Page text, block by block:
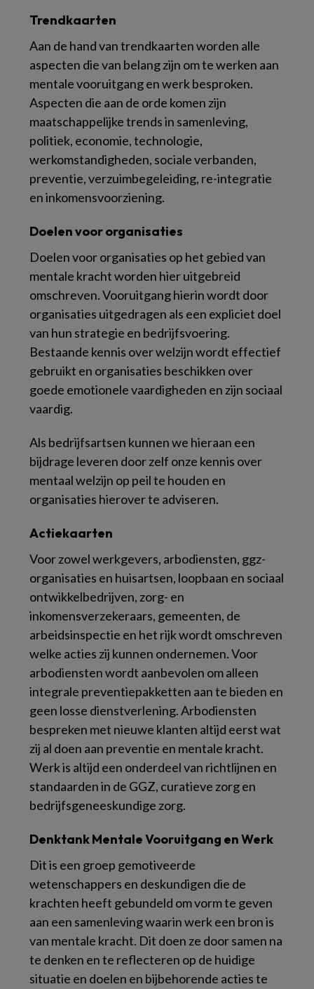
Trendkaarten
Aan de hand van trendkaarten worden alle
aspecten die van belang zijn om te werken aan
mentale vooruitgang en werk besproken.
Aspecten die aan de orde komen zijn
maatschappelijke trends in samenleving,
politiek, economie, technologie,
werkomstandigheden, sociale verbanden,
preventie, verzuimbegeleiding, re-integratie
en inkomensvoorziening.
Doelen voor organisaties
Doelen voor organisaties op het gebied van
mentale kracht worden hier uitgebreid
omschreven. Vooruitgang hierin wordt door
organisaties uitgedragen als een expliciet doel
van hun strategie en bedrijfsvoering.
Bestaande kennis over welzijn wordt effectief
gebruikt en organisaties beschikken over
goede emotionele vaardigheden en zijn sociaal
vaardig.
Als bedrijfsartsen kunnen we hieraan een
bijdrage leveren door zelf onze kennis over
mentaal welzijn op peil te houden en
organisaties hierover te adviseren.
Actiekaarten
Voor zowel werkgevers, arbodiensten, ggz-
organisaties en huisartsen, loopbaan en sociaal
ontwikkelbedrijven, zorg- en
inkomensverzekeraars, gemeenten, de
arbeidsinspectie en het rijk wordt omschreven
welke acties zij kunnen ondernemen. Voor
arbodiensten wordt aanbevolen om alleen
integrale preventiepakketten aan te bieden en
geen losse dienstverlening. Arbodiensten
bespreken met nieuwe klanten altijd eerst wat
zij al doen aan preventie en mentale kracht.
Werk is altijd een onderdeel van richtlijnen en
standaarden in de GGZ, curatieve zorg en
bedrijfsgeneeskundige zorg.
Denktank Mentale Vooruitgang en Werk
Dit is een groep gemotiveerde
wetenschappers en deskundigen die de
krachten heeft gebundeld om vorm te geven
aan een samenleving waarin werk een bron is
van mentale kracht. Dit doen ze door samen na
te denken en te reflecteren op de huidige
situatie en doelen en bijbehorende acties te